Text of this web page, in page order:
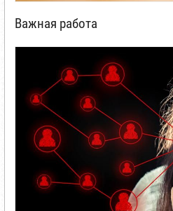
Важная работа